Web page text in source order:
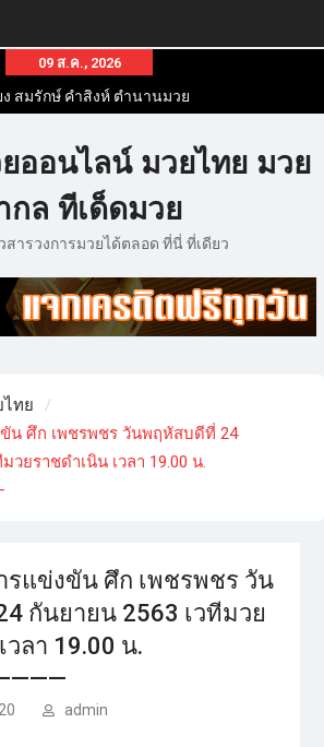
09 ส.ค., 2026
สมรักษ์ คำสิงห์ ตำนานมวย
ยอดนักมวยไทยที่ดังไปทั่วโลก
ต เว็บข่าวมวยในทุกๆแวดวงมี
งการมวยมากมาย
ออนไลน์ มวยไทย มวย
กล ทีเด็ดมวย
ารวงการมวยได้ตลอด ที่นี่ ที่เดียว
ไทย
น ศึก เพชรพชร วันพฤหัสบดีที่ 24
วยราชดำเนิน เวลา 19.00 น.
รแข่งขัน ศึก เพชรพชร วัน
กันยายน 2563 เวทีมวย
วลา 19.00 น.
admin